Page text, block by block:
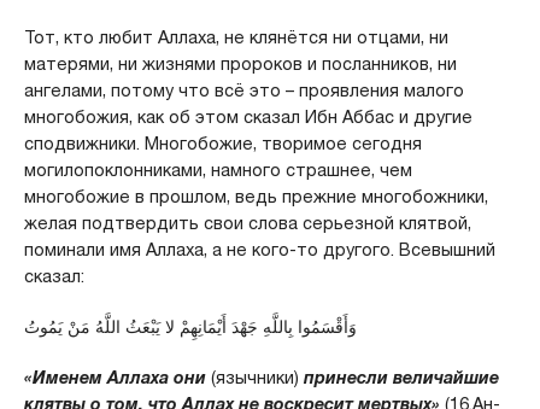
Тот, кто любит Аллаха, не клянётся ни отцами, ни
матерями, ни жизнями пророков и посланников, ни
ангелами, потому что всё это – проявления малого
многобожия, как об этом сказал Ибн Аббас и другие
сподвижники. Многобожие, творимое сегодня
могилопоклонниками, намного страшнее, чем
многобожие в прошлом, ведь прежние многобожники,
желая подтвердить свои слова серьезной клятвой,
поминали имя Аллаха, а не кого-то другого. Всевышний
сказал:
وَأَقْسَمُوا بِاللَّهِ جَهْدَ أَيْمَانِهِمْ لا يَبْعَثُ اللَّهُ مَنْ يَمُوتُ
«Именем Аллаха они (язычники) принесли величайшие